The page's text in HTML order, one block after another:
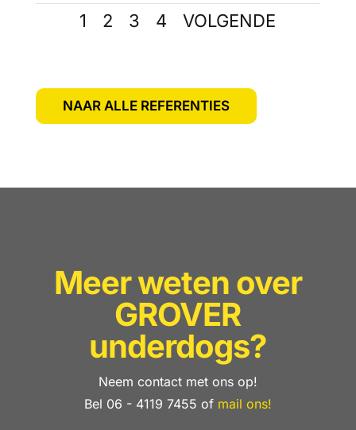
1 2 3 4 VOLGENDE
NAAR ALLE REFERENTIES
Meer weten over
GROVER
underdogs?
Neem contact met ons op!
Bel 06 - 4119 7455 of mail ons!